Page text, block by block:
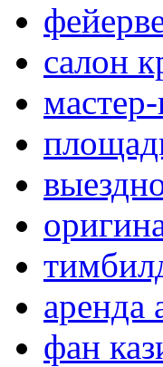
салон
аренда
фан